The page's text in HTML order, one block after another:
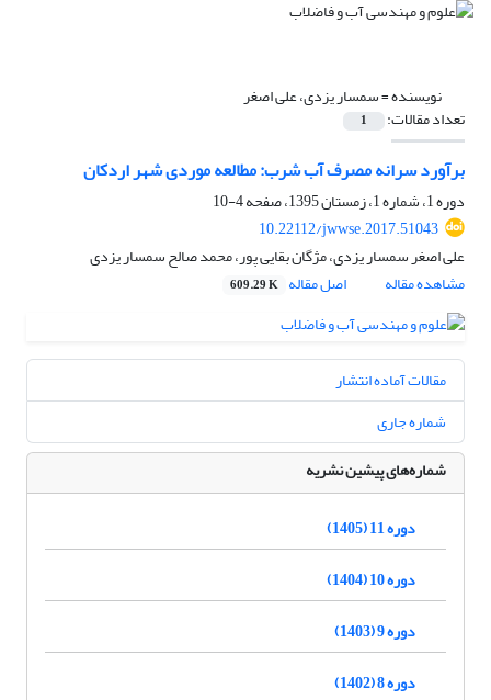
نویسنده =سمسار یزدی، علی اصغر
تعداد مقالات: 1
برآورد سرانه مصرف آب شرب: مطالعه موردی شهر اردکان
دوره 1، شماره 1، زمستان 1395، صفحه
4-10
10.22112/jwwse.2017.51043
علی اصغر سمسار یزدی، مژگان بقایی پور، محمد صالح سمسار یزدی
مشاهده مقاله
اصل مقاله 609.29 K
مقالات آماده انتشار
شماره جاری
شماره‌های پیشین نشریه
دوره 11 (1405)
دوره 10 (1404)
دوره 9 (1403)
دوره 8 (1402)